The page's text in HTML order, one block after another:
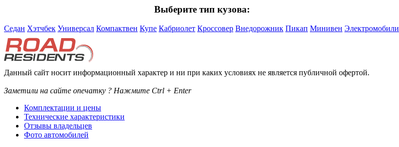
Выберите тип кузова:
Седан Хэтчбек Универсал Компактвен Купе Кабриолет Кроссовер Внедорожник Пикап Минивен Электромобили
Данный сайт носит информационный характер и ни при каких условиях не является публичной офертой.
Заметили на сайте опечатку ? Нажмите Ctrl + Enter
Комплектации и цены
Технические характеристики
Отзывы владельцев
Фото автомобилей